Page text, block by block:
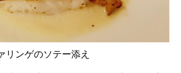
リンゲのソテー添え